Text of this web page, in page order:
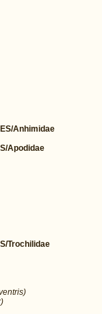
Anhimidae
Apodidae
Trochilidae